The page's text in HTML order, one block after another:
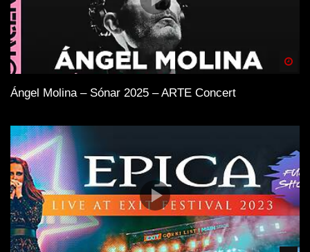
Ángel Molina – Sónar 2025 – ARTE Concert